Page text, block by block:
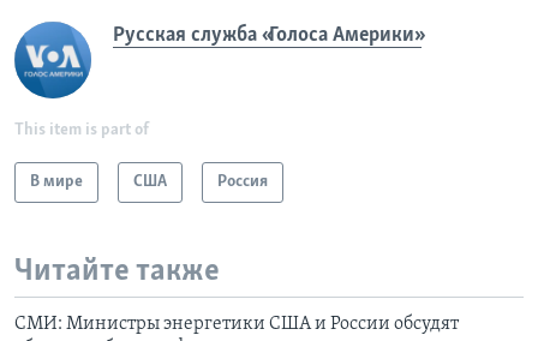
Русская служба «Голоса Америки»
This item is part of
В мире США Россия
Читайте также
СМИ: Министры энергетики США и России обсудят